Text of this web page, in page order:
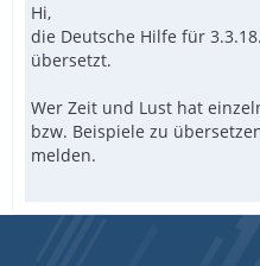
Hi,
die Deutsche Hilfe für
übersetzt.
Wer Zeit und Lust hat
bzw. Beispiele zu
melden.